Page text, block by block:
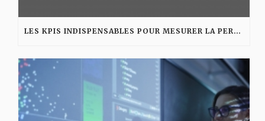
LES KPIS INDISPENSABLES POUR MESURER LA PERFORMANCE D’UNE AGENCE DIGITALE